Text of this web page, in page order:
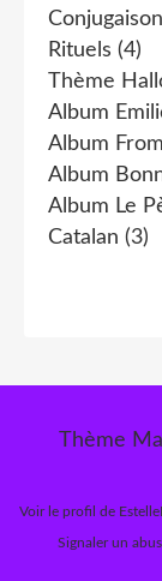
Conjugaison
Rituels (4)
Thème
Album
Album
Album
Album Le
Catalan (3)
Thème
Voir le profil de
Signaler un abus